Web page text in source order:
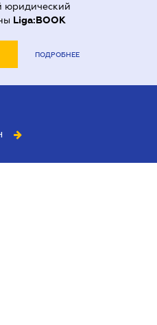
юридический
Liga:BOOK
ПОДРОБНЕЕ